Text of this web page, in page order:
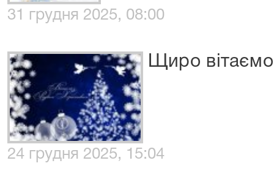
31 грудня 2025, 08:00
Щиро
24 грудня 2025, 15:04